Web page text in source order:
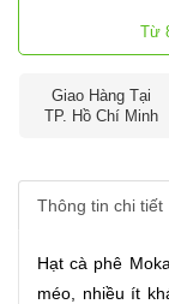
Từ
Giao Hàng Tại
TP. Hồ Chí Minh
Thông tin chi tiết
Hạt cà phê
méo, nhiều ít